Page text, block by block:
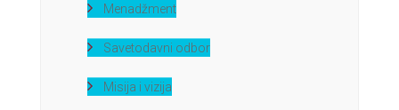
Menadžment
Savetodavni odbor
Misija i vizija